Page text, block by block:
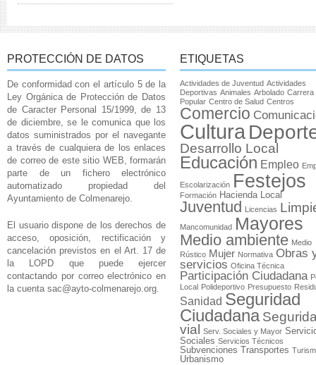
PROTECCIÓN DE DATOS
De conformidad con el artículo 5 de la
Ley Orgánica de Protección de Datos
de Caracter Personal 15/1999, de 13
de diciembre, se le comunica que los
datos suministrados por el navegante
a través de cualquiera de los enlaces
de correo de este sitio WEB, formarán
parte de un fichero electrónico
automatizado propiedad del
Ayuntamiento de Colmenarejo.
El usuario dispone de los derechos de
acceso, oposición, rectificación y
cancelación previstos en el Art. 17 de
la LOPD que puede ejercer
contactando por correo electrónico en
la cuenta sac@ayto-colmenarejo.org.
ETIQUETAS
Actividades de Juventud Actividades
Deportivas Animales Arbolado Carrera
Popular Centro de Salud Centros
Comercio
Cultura
Desarrollo Local
Educación Empleo
Escolarización Festejos
Formación Hacienda Local
Juventud Licencias
Mancomunidad Mayores
Medio ambiente Medio
Rústico Mujer Normativa Obras
servicios Oficina Técnica
Participación Ciudadana
Local Polideportivo Presupuesto
Sanidad Seguridad
Ciudadana
vial
Serv. Sociales y Mayor
Sociales Servicios Técnicos
Subvenciones Transportes
Urbanismo